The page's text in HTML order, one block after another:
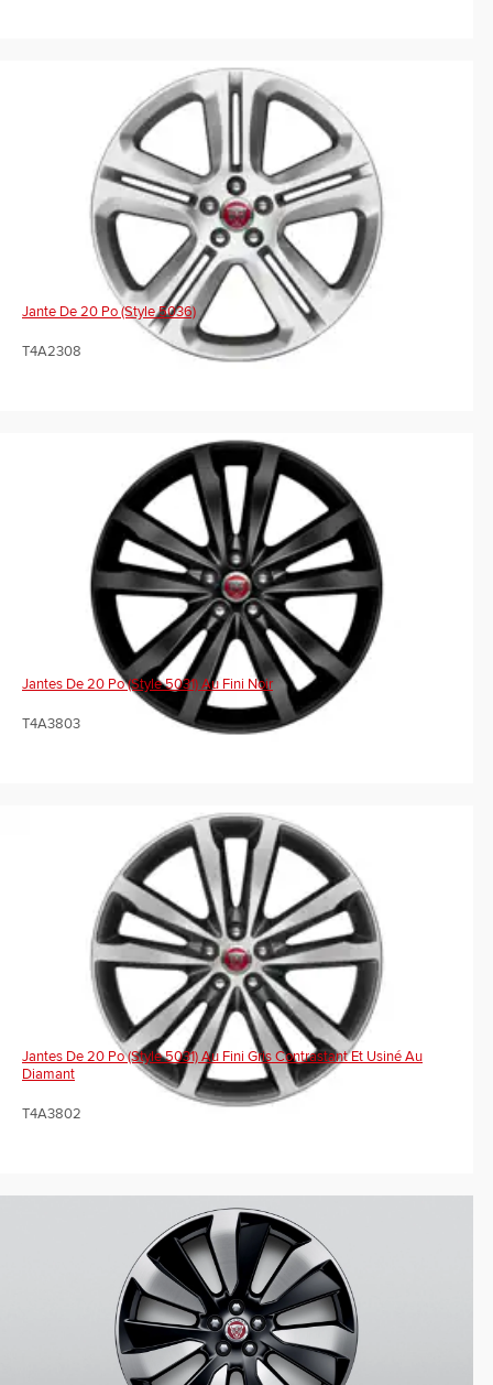
Jante De 20 Po (Style 5036)
T4A2308
Jantes De 20 Po (Style 5031) Au Fini Noir
T4A3803
Jantes De 20 Po (Style 5031) Au Fini Gris Contrastant Et Usiné Au
Diamant
T4A3802